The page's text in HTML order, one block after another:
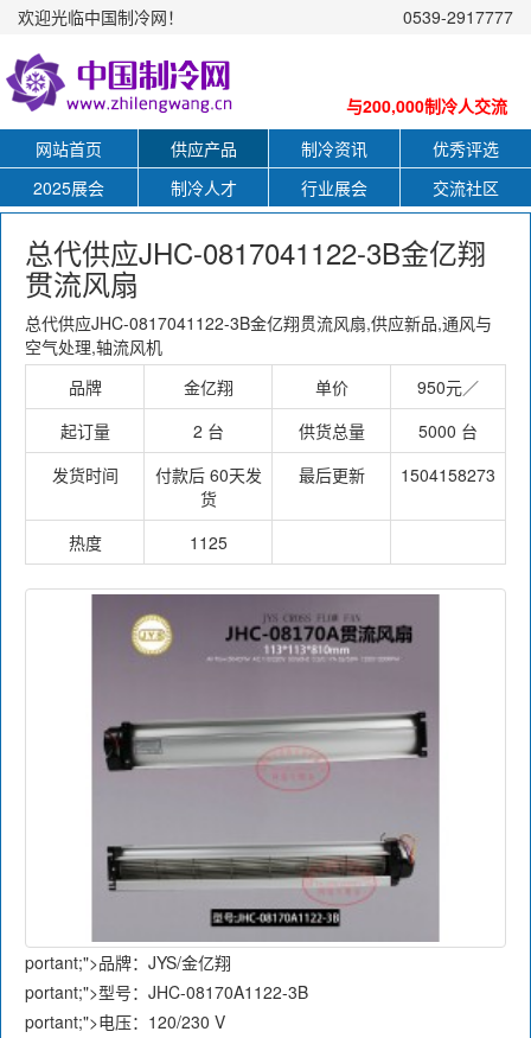
欢迎光临中国制冷网！ 0539-2917777
与200,000制冷人交流
网站首页
供应产品 制冷资讯
优秀评选
2025展会
制冷人才 行业展会 交流社区
总代供应JHC-0817041122-3B金亿翔
贯流风扇
总代供应JHC-0817041122-3B金亿翔贯流风扇,供应新品,通风与
空气处理,轴流风机
品牌
金亿翔 单价
950元／
起订量
2 台 供货总量
5000 台
发货时间
付款后 60天发
货
最后更新 1504158273
热度 1125
portant;">品牌：JYS/金亿翔
portant;">型号：JHC-08170A1122-3B
portant;">电压：120/230 V